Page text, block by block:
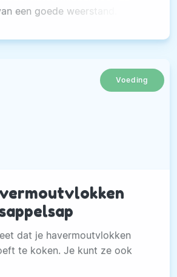
een goede weerstand. Lees
Voeding
dat je havermoutvlokken
te koken. Je kunt ze ook